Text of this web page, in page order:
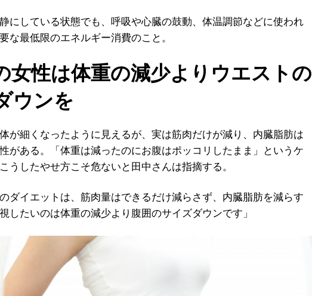
にしている状態でも、呼吸や心臓の鼓動、体温調節などに使われ
な最低限のエネルギー消費のこと。
女性は体重の減少よりウエストの
ウンを
が細くなったように見えるが、実は筋肉だけが減り、内臓脂肪は
がある。「体重は減ったのにお腹はポッコリしたまま」というケ
うしたやせ方こそ危ないと田中さんは指摘する。
のダイエットは、筋肉量はできるだけ減らさず、内臓脂肪を減らす
したいのは体重の減少より腹囲のサイズダウンです」